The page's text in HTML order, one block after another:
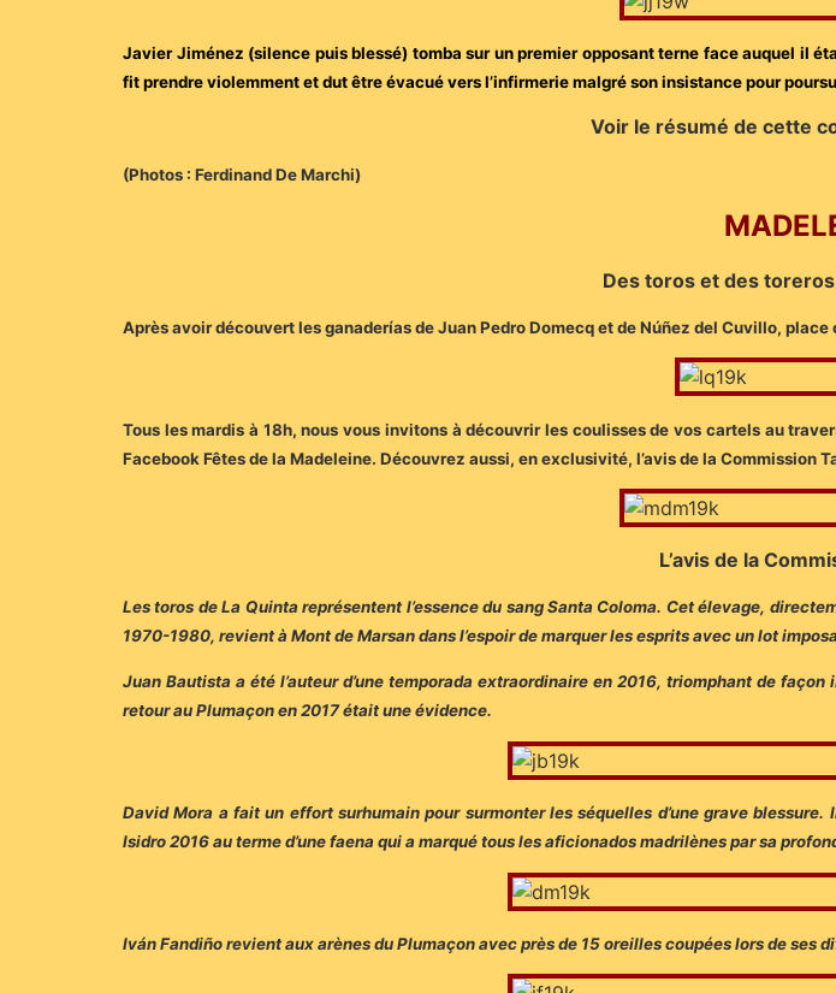
Javier Jiménez (silence puis blessé) tomba sur un premier opposant terne face auquel il
fit prendre violemment et dut être évacué vers l’infirmerie malgré son insistance pour
Voir le résumé de cette
(Photos : Ferdinand De Marchi)
Des toros et des
Après avoir découvert les ganaderías de Juan Pedro Domecq et de Núñez del Cuvillo,
Tous les mardis à 18h, nous vous invitons à découvrir les coulisses de vos cartels au
Facebook Fêtes de la Madeleine. Découvrez aussi, en exclusivité, l’avis de la Commission
L’avis de la
Les toros de La Quinta représentent l’essence du sang Santa Coloma. Cet élevage,
1970-1980, revient à Mont de Marsan dans l’espoir de marquer les esprits avec un lot
Juan Bautista a été l’auteur d’une temporada extraordinaire en 2016, triomphant de
retour au Plumaçon en 2017 était une évidence.
David Mora a fait un effort surhumain pour surmonter les séquelles d’une grave
Isidro 2016 au terme d’une faena qui a marqué tous les aficionados madrilènes par sa
Iván Fandiño revient aux arènes du Plumaçon avec près de 15 oreilles coupées lors de ses